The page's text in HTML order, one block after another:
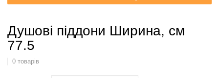
Душові піддони Ширина, см
77.5
0 товарів